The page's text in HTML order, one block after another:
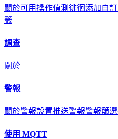
關於可用操作偵測徘徊添加自
籤
調查
關於
警報
關於警報設置推送警報警報篩選
使用 MQTT